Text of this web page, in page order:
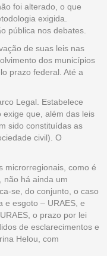
foi alterado, o que
exigida.
pública nos debates.
de suas leis nas
dos municípios
prazo federal. Até a
Legal. Estabelece
que, além das leis
sido constituídas as
civil). O
microrregionais, como é
não há ainda um
se, do conjunto, o caso
e esgoto – URAES, e
o prazo por lei
de esclarecimentos e
Helou, com